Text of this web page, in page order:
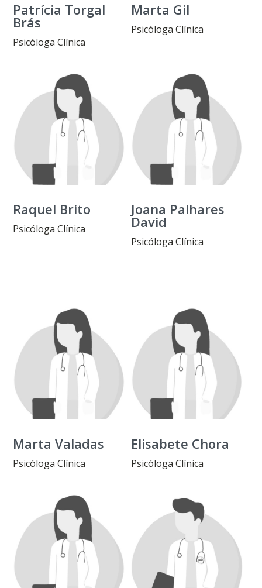
Patrícia Torgal
Brás
Psicóloga Clínica
Marta Gil
Psicóloga Clínica
Raquel Brito
Psicóloga Clínica
Joana Palhares
David
Psicóloga Clínica
Marta Valadas
Psicóloga Clínica
Elisabete Chora
Psicóloga Clínica